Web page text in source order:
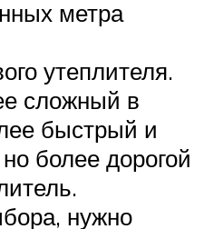
метра
утеплителя.
сложный в
быстрый и
более дорогой
нужно